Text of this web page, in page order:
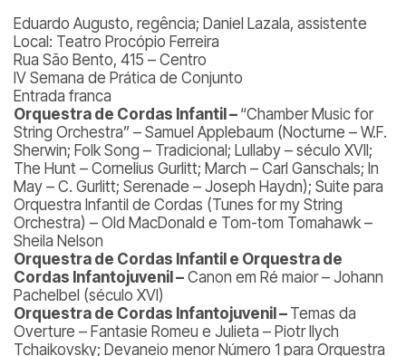
Eduardo Augusto, regência; Daniel Lazala, assistente
Local: Teatro Procópio Ferreira
Rua São Bento, 415 – Centro
IV Semana de Prática de Conjunto
Entrada franca
Orquestra de Cordas Infantil – “Chamber Music for
String Orchestra” – Samuel Applebaum (Nocturne – W.F.
Sherwin; Folk Song – Tradicional; Lullaby – século XVII;
The Hunt – Cornelius Gurlitt; March – Carl Ganschals; In
May – C. Gurlitt; Serenade – Joseph Haydn); Suite para
Orquestra Infantil de Cordas (Tunes for my String
Orchestra) – Old MacDonald e Tom-tom Tomahawk –
Sheila Nelson
Orquestra de Cordas Infantil e Orquestra de
Cordas Infantojuvenil – Canon em Ré maior – Johann
Pachelbel (século XVI)
Orquestra de Cordas Infantojuvenil – Temas da
Overture – Fantasie Romeu e Julieta – Piotr Ilych
Tchaikovsky; Devaneio menor Número 1 para Orquestra